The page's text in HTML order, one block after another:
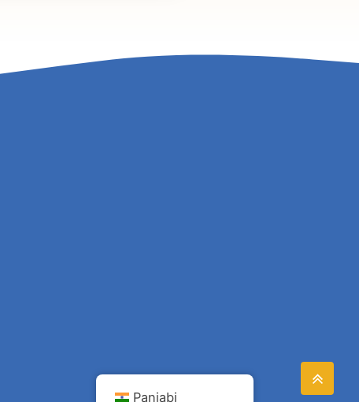
Panjabi